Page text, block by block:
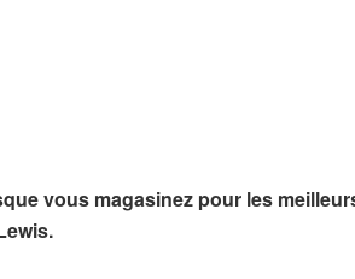
vous magasinez pour les
.